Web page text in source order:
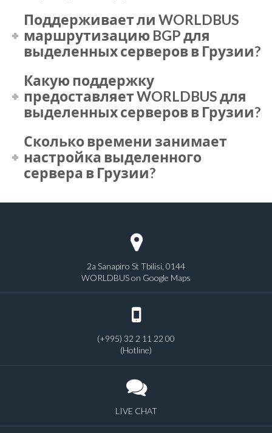
Поддерживает ли WORLDBUS
маршрутизацию BGP для
выделенных серверов в Грузии?
Какую поддержку
предоставляет WORLDBUS для
выделенных серверов в Грузии?
Сколько времени занимает
настройка выделенного
сервера в Грузии?
2a Sanapiro St Tbilisi, 0144
WORLDBUS on Google Maps
(+995) 32 2 11 22 00
(Hotline)
LIVE CHAT